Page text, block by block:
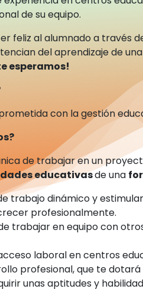
de su equipo.
feliz al alumnado a través
del aprendizaje de
esperamos!
con la gestión
de trabajar en un
educativasde una
trabajo dinámico y
profesionalmente.
trabajar en equipo con
laboral en centros
profesional, que te
unas aptitudes y